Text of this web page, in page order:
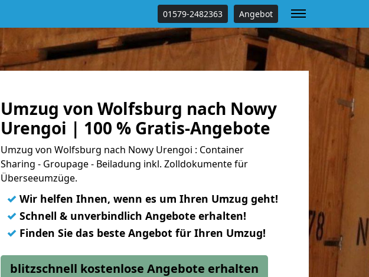
01579-2482363 Angebot
Umzug von Wolfsburg nach Nowy
Urengoi | 100 % Gratis-Angebote
Umzug von Wolfsburg nach Nowy Urengoi : Container
Sharing - Groupage - Beiladung inkl. Zolldokumente für
Überseeumzüge.
✓ Wir helfen Ihnen, wenn es um Ihren Umzug geht!
✓ Schnell & unverbindlich Angebote erhalten!
✓ Finden Sie das beste Angebot für Ihren Umzug!
blitzschnell kostenlose Angebote erhalten